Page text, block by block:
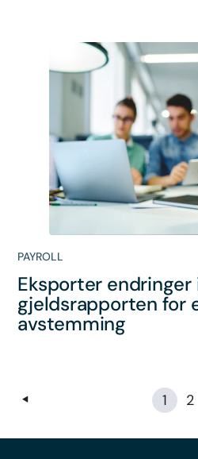
PAYROLL
Eksporter endringer
gjeldsrapporten for
avstemming
1 2